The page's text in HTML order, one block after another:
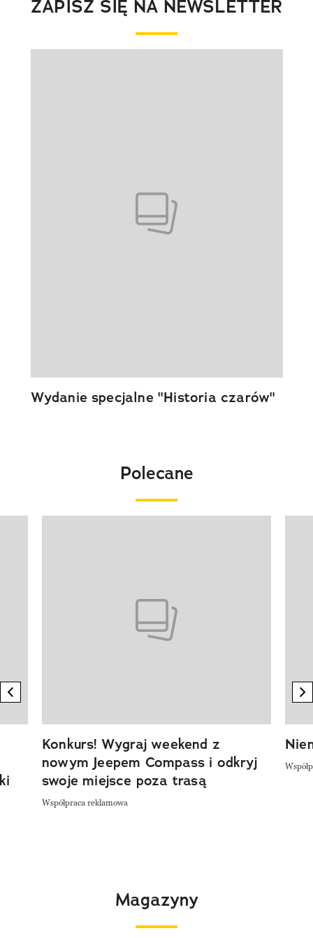
ZAPISZ SIĘ NA NEWSLETTER
Wydanie specjalne "Historia czarów"
Polecane
previous element
Konkurs! Wygraj weekend z
nowym Jeepem Compass i odkryj
swoje miejsce poza trasą
Współpraca reklamowa
Magazyny